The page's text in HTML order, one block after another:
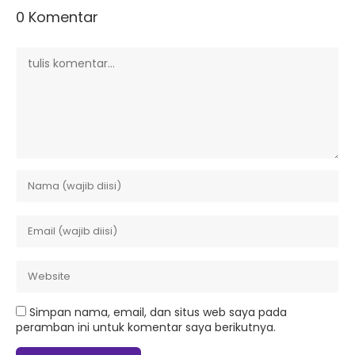
0 Komentar
Simpan nama, email, dan situs web saya pada
peramban ini untuk komentar saya berikutnya.